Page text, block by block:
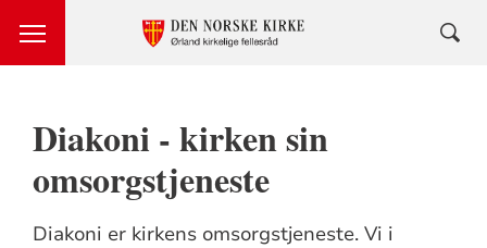
Diakoni - kirken sin
omsorgstjeneste
Diakoni er kirkens omsorgstjeneste. Vi i